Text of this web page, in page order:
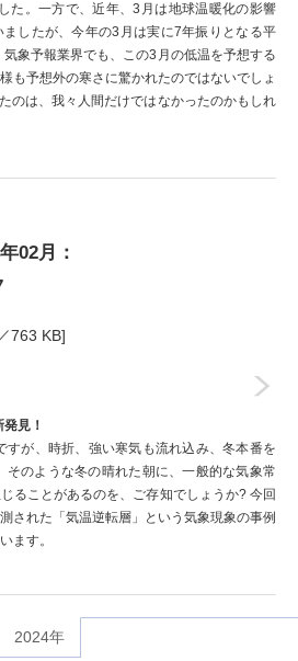
た。一方で、近年、3月は地球温暖化の影響
したが、今年の3月は実に7年振りとなる平
象予報業界でも、この3月の低温を予想する
も予想外の寒さに驚かれたのではないでしょ
のは、我々人間だけではなかったのかもしれ
02月：
763 KB]
見！
すが、時折、強い寒気も流れ込み、冬本番を
そのような冬の晴れた朝に、一般的な気象常
ることがあるのを、ご存知でしょうか? 今回
された「気温逆転層」という気象現象の事例
ます。
2024年